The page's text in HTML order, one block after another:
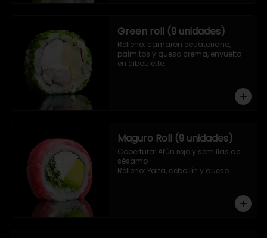
Green roll (9 unidades)
Relleno: camarón ecuatoriano,
palmitos y queso crema, envuelto
en ciboulette.
Maguro Roll (9 unidades)
Cobertura: Atún rojo y semillas de
sésamo
Relleno: Palta, cebollín y queso